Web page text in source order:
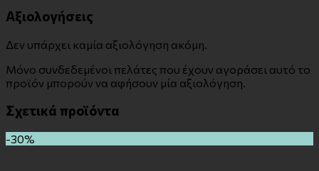
Αξιολογήσεις
Δεν υπάρχει καμία αξιολόγηση ακόμη.
Μόνο συνδεδεμένοι πελάτες που έχουν αγοράσει αυτό το
προϊόν μπορούν να αφήσουν μία αξιολόγηση.
Σχετικά προϊόντα
-30%